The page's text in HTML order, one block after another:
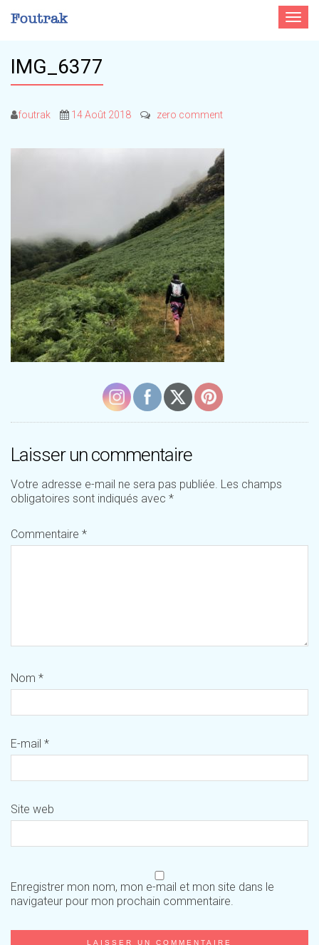
Toggle
IMG_6377
foutrak 14 Août 2018 zero comment
Laisser un commentaire
Votre adresse e-mail ne sera pas publiée. Les champs
obligatoires sont indiqués avec *
Commentaire *
Nom *
E-mail *
Site web
Enregistrer mon nom, mon e-mail et mon site dans le
navigateur pour mon prochain commentaire.